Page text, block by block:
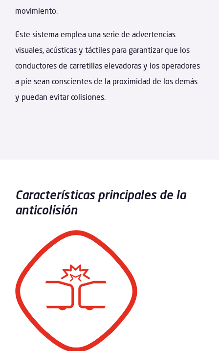
movimiento.
Este sistema emplea una serie de advertencias
visuales, acústicas y táctiles para garantizar que los
conductores de carretillas elevadoras y los operadores
a pie sean conscientes de la proximidad de los demás
y puedan evitar colisiones.
Características principales de la
anticolisión